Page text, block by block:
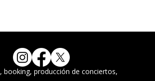
booking, producción de conciertos,